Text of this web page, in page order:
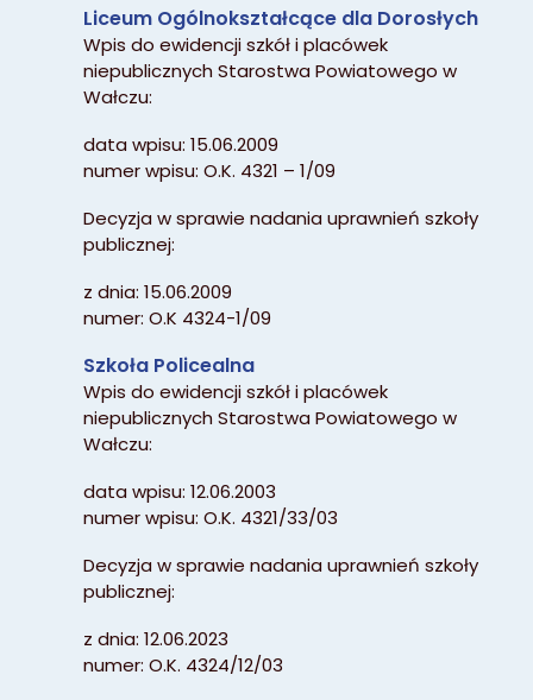
Liceum Ogólnokształcące dla Dorosłych
Wpis do ewidencji szkół i placówek
niepublicznych Starostwa Powiatowego w
Wałczu:
data wpisu: 15.06.2009
numer wpisu: O.K. 4321 – 1/09
Decyzja w sprawie nadania uprawnień szkoły
publicznej:
z dnia: 15.06.2009
numer: O.K 4324-1/09
Szkoła Policealna
Wpis do ewidencji szkół i placówek
niepublicznych Starostwa Powiatowego w
Wałczu:
data wpisu: 12.06.2003
numer wpisu: O.K. 4321/33/03
Decyzja w sprawie nadania uprawnień szkoły
publicznej:
z dnia: 12.06.2023
numer: O.K. 4324/12/03